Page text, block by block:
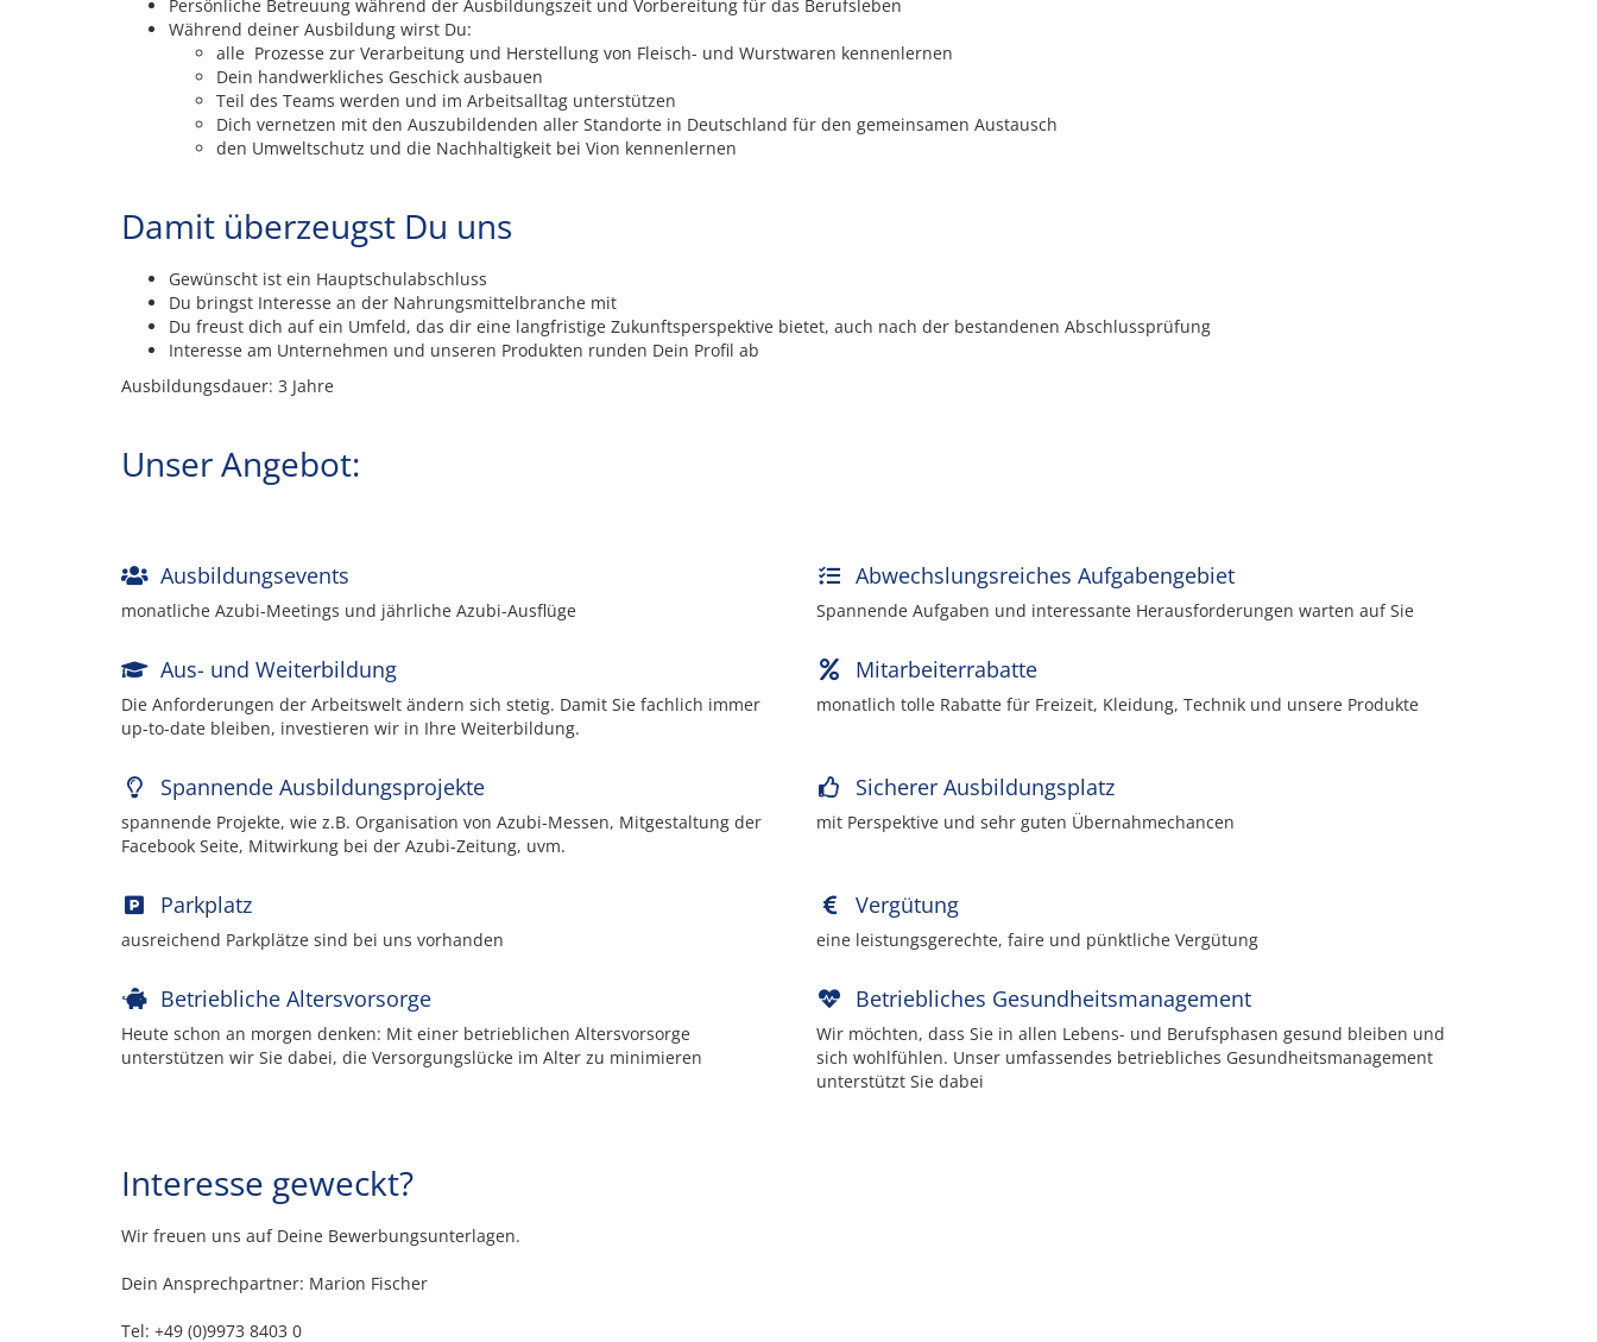
Persönliche Betreuung während der Ausbildungszeit und Vorbereitung für das Berufsleben
Während deiner Ausbildung wirst Du:
alle Prozesse zur Verarbeitung und Herstellung von Fleisch- und Wurstwaren kennenlernen
Dein handwerkliches Geschick ausbauen
Teil des Teams werden und im Arbeitsalltag unterstützen
Dich vernetzen mit den Auszubildenden aller Standorte in Deutschland für den gemeinsamen Austausch
den Umweltschutz und die Nachhaltigkeit bei Vion kennenlernen
Damit überzeugst Du uns
Gewünscht ist ein Hauptschulabschluss
Du bringst Interesse an der Nahrungsmittelbranche mit
Du freust dich auf ein Umfeld, das dir eine langfristige Zukunftsperspektive bietet, auch nach der bestandenen Abschlussprüfung
Interesse am Unternehmen und unseren Produkten runden Dein Profil ab
Ausbildungsdauer: 3 Jahre
Unser Angebot:
Ausbildungsevents
monatliche Azubi-Meetings und jährliche Azubi-Ausflüge
Abwechslungsreiches Aufgabengebiet
Spannende Aufgaben und interessante Herausforderungen warten auf Sie
Aus- und Weiterbildung
Die Anforderungen der Arbeitswelt ändern sich stetig. Damit Sie fachlich immer
up-to-date bleiben, investieren wir in Ihre Weiterbildung.
Mitarbeiterrabatte
monatlich tolle Rabatte für Freizeit, Kleidung, Technik und unsere Produkte
Spannende Ausbildungsprojekte
spannende Projekte, wie z.B. Organisation von Azubi-Messen, Mitgestaltung der
Facebook Seite, Mitwirkung bei der Azubi-Zeitung, uvm.
Sicherer Ausbildungsplatz
mit Perspektive und sehr guten Übernahmechancen
Parkplatz
ausreichend Parkplätze sind bei uns vorhanden
Vergütung
eine leistungsgerechte, faire und pünktliche Vergütung
Betriebliche Altersvorsorge
Heute schon an morgen denken: Mit einer betrieblichen Altersvorsorge
unterstützen wir Sie dabei, die Versorgungslücke im Alter zu minimieren
Betriebliches Gesundheitsmanagement
Wir möchten, dass Sie in allen Lebens- und Berufsphasen gesund bleiben und
sich wohlfühlen. Unser umfassendes betriebliches Gesundheitsmanagement
unterstützt Sie dabei
Interesse geweckt?
Wir freuen uns auf Deine Bewerbungsunterlagen.
Dein Ansprechpartner: Marion Fischer
Tel: +49 (0)9973 8403 0